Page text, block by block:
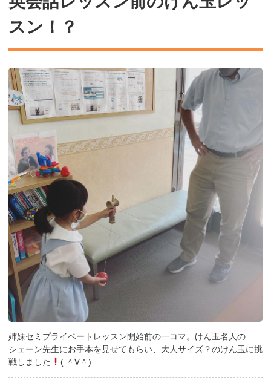
スン！？
姉妹セミプライベートレッスン開始前の一コマ。けん玉名人の
シェーン先生にお手本を見せてもらい、大人サイズ？のけん玉に挑
戦しました
( ＾∀＾)